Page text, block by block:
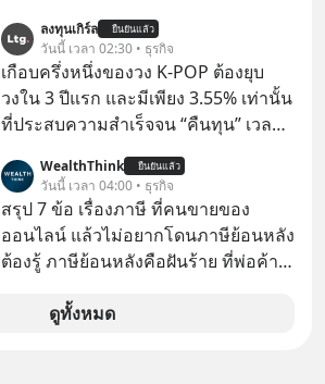
เคลื่อนหลัก ของการเติบโตทาง
เศรษฐกิจ และวิถีชีวิตของผู้คนอย่าง
ยาวนานต่อจากนี้
ลงทุนเกิร์ล ยืนยันแล้ว
วันนี้ เวลา 02:30 • ธุรกิจ
เกือบครึ่งหนึ่งของวง K-POP ต้องยุบ
วงใน 3 ปีแรก และมีเพียง 3.55% เท่านั้น
ที่ประสบความสำเร็จจน “คืนทุน” เวลา
เห็นภาพความสำเร็จที่หรูหรา คอนเสิร์ต
สเกลใหญ่ระดับสเตเดียม และยอดขา
ยอัลบัมถล่มทลายจากวงตัวท็อปอย่าง
BTS, BLACKPINK หรือ SEVENTEEN
WealthThink ยืนยันแล้ว
วันนี้ เวลา 04:00 • ธุรกิจ
สรุป 7 ข้อ เรื่องภาษี ที่คนขายของ
ออนไลน์ แล้วไม่อยากโดนภาษีย้อนหลัง
ต้องรู้ ภาษีย้อนหลังคือฝันร้าย ที่พ่อค้า
ดูทั้งหมด